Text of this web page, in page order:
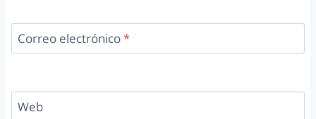
Correo electrónico*
Web